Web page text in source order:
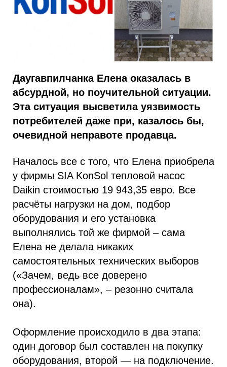
Даугавпилчанка Елена оказалась в
абсурдной, но поучительной ситуации.
Эта ситуация высветила уязвимость
потребителей даже при, казалось бы,
очевидной неправоте продавца.
Началось все с того, что Елена приобрела
у фирмы SIA KonSol тепловой насос
Daikin стоимостью 19 943,35 евро. Все
расчёты нагрузки на дом, подбор
оборудования и его установка
выполнялись той же фирмой – сама
Елена не делала никаких
самостоятельных технических выборов
(«Зачем, ведь все доверено
профессионалам», – резонно считала
она).
Оформление происходило в два этапа:
один договор был составлен на покупку
оборудования, второй — на подключение.